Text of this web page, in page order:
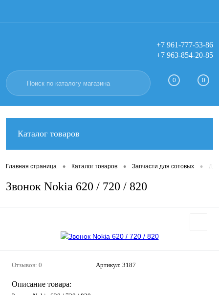
Вход Регистрация
+7 961-777-53-86
+7 963-854-20-85
0 0
Каталог товаров
Главная страница • Каталог товаров • Запчасти для сотовых •
Звонок Nokia 620 / 720 / 820
Отзывов: 0 Артикул: 3187
Описание товара: